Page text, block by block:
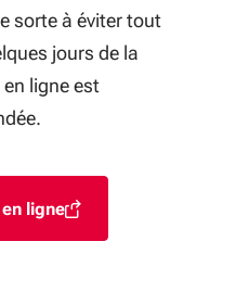
sorte à éviter tout
jours de la
ligne est
ligne
dans une nouvelle